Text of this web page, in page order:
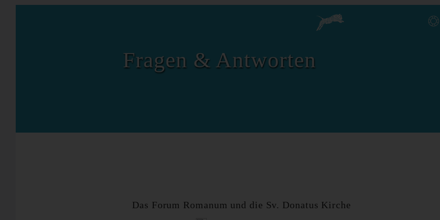
Fragen & Antworten
Das Forum Romanum und die Sv. Donatus Kirche